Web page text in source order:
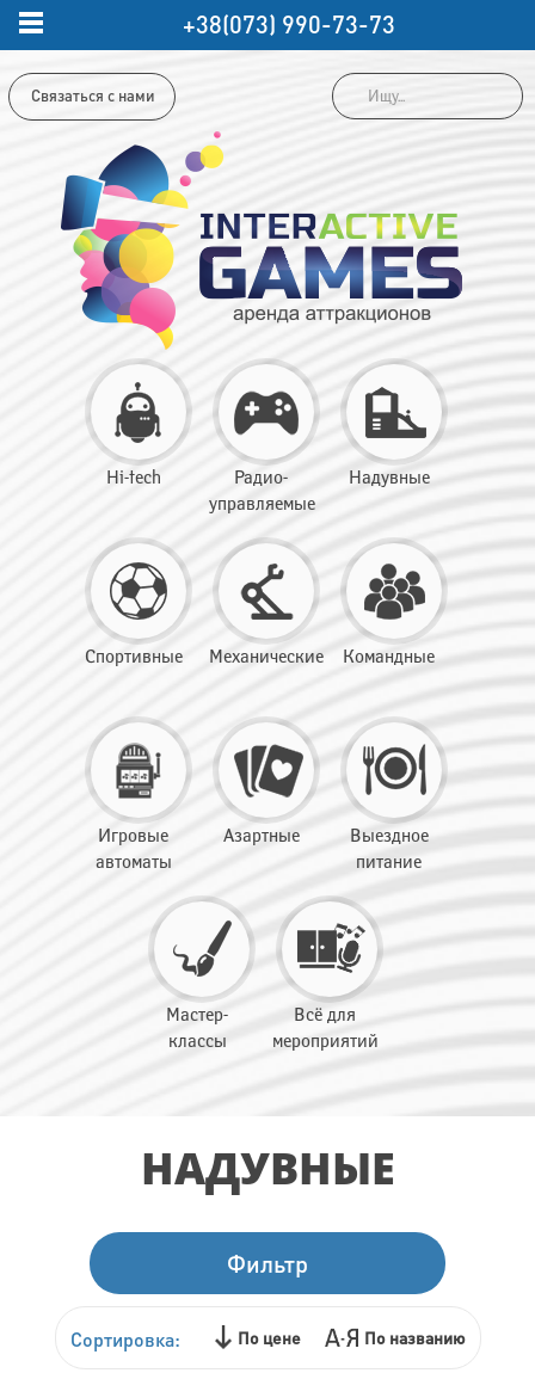
Связаться с нами
Hi-tech
Радио-
управляемые
Надувные
Спортивные Механические Командные
Игровые
автоматы
Азартные
Выездное
питание
Мастер-
классы
Всё для
мероприятий
НАДУВНЫЕ
Фильтр
Сортировка: По цене По названию
+38(073) 990-73-73